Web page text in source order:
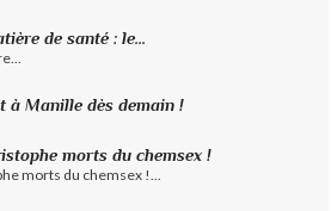
de santé : le...
à Manille dès demain !
morts du chemsex !
morts du chemsex !...